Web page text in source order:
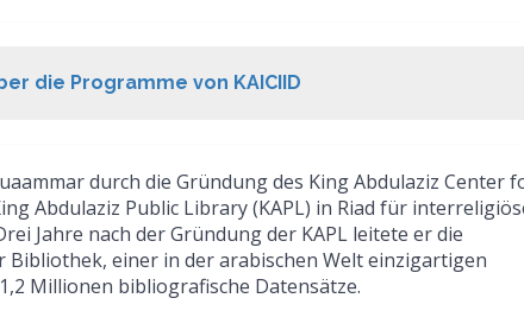
die Programme von KAICIID
durch die Gründung des King Abdulaziz Center
Abdulaziz Public Library (KAPL) in Riad für
Jahre nach der Gründung der KAPL leitete er die
Bibliothek, einer in der arabischen Welt einzigartigen
Millionen bibliografische Datensätze.